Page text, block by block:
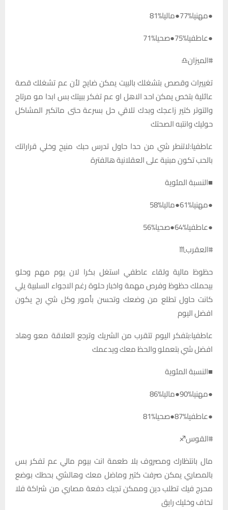
●مهنيا%77●ماليا%81
●عاطفيا%75●صحيا%71
#الميزان♎️
تغييرات وقصص بتشغلك بالبيت يمكن ضايج لأن عم تشغلك قصة
عائلية بتخص يمكن احد الاهل او عم تفكر ببيتك بس ابدا مو مرتاح
والتوتر كتير زاعجك وبدك تلاقي حل بسرعة حتى ماتكبر المشاكل
حوليك وانتبه الصحتك
عاطفيا:لاتنطر شي من حدا حاول تدرس حبك منيح وخلي قراراتك
بالحب تكون مبنية على العقلانية هالفترة
■النسبة المئوية
●مهنيا%61●ماليا%58
●عاطفيا%64●صحيا%56
#العقرب♏️
حظوظ مالية ولقاء عاطفي استغل بكرا لان يوم مهم وحلو
بيحملك حظوظ وفرص مهمة واخبار حلوة رغم الاجواء السلبية يلي
كانت حاول تطلع من وضعك وتحسن بأمور وكل شي رح يكون
افضل اليوم
عاطفيا:بتفكر اليوم تتقرب من الشريك وترجع العلاقة معو وهاد
افضل شي بتعملو والحظ معك ويدعمك
■النسبة المئوية
●مهنيا%90●ماليا%86
●عاطفيا%87●صحيا%81
#القوس♐️
مال بانتظارك ومصروف بلا طعمة انت بيوم مالي عم تفكر بس
بالمصاري يمكن صرفت كتير وماضل معك وهالشي بحطك بوضع
محرج فيك تطلب دين وممكن تجيك دفعة مصاري من شراكة فلا
تخاف وخليك رايق